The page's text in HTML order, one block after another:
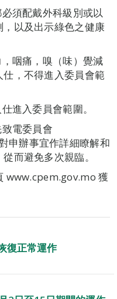
須配戴外科級別或以
以及出示綠色之健康
咽痛，嗅（味）覺減
，不得進入委員會範
進入委員會範圍。
電委員會
申辦事宜作詳細瞭解和
而避免多次親臨。
www.cpem.gov.mo 獲
復正常運作